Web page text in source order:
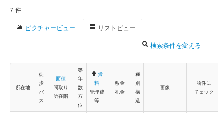
7 件
ピクチャービュー
リストビュー
検索条件を変える
所在地
徒
歩
バ
ス
面積
間取り
所在階
築
年
数
方
位
賃
料
管理費
等
敷金
礼金
種
別
構
造
画像
物件に
チェック